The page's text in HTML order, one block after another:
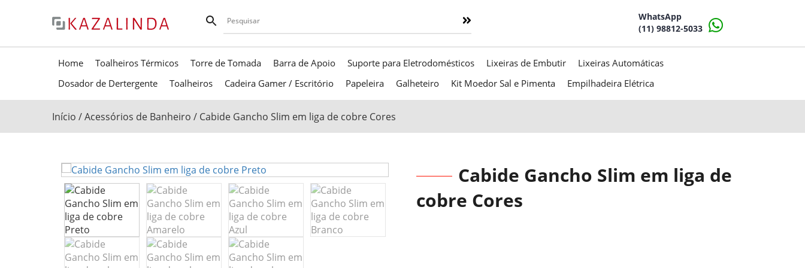
WhatsApp
(11) 98812-5033
Home Toalheiros Térmicos Torre de Tomada Barra de Apoio Suporte para Eletrodomésticos Lixeiras de Embutir
Lixeiras Automáticas
Dosador de Dertergente
Toalheiros Cadeira Gamer / Escritório Papeleira Galheteiro Kit Moedor Sal e Pimenta Empilhadeira Elétrica
Início /Acessórios de Banheiro / Cabide Gancho Slim em liga de cobre Cores
Cabide Gancho Slim em liga de
cobre Cores